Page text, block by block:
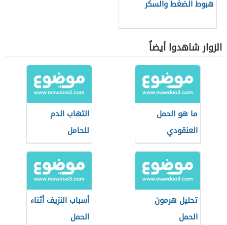
هبوط الضغط والسكر
الزوار شاهدوا أيضاً
ما هو الحمل
العنقودي
التهاب الدم
للحامل
تحليل هرمون
الحمل
أسباب النزيف أثناء
الحمل